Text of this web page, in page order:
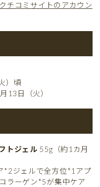
チコミサイトのアカウン
）頃
13日（火）
トジェル 55g（約1カ月
*2ジェルで全方位*1アプ
ラーゲン*5が集中ケア